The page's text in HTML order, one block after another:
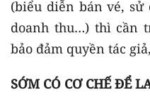
(biểu diễn bán vé,
doanh thu…) thì cần
bảo đảm quyền tác
SỚM CÓ CƠ CHẾ ĐỂ